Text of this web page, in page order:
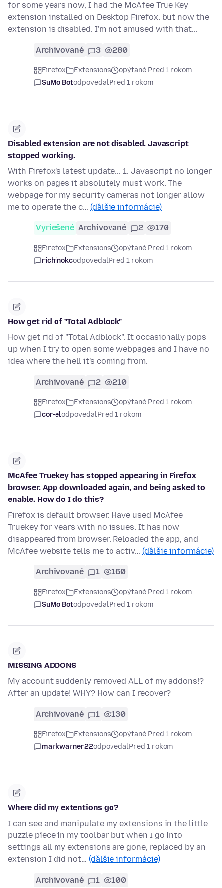
for some years now, I had the McAfee True Key
extension installed on Desktop Firefox. but now the
extension is disabled. I'm not amused with that...
Archivované 3 280
Firefox Extensions
opýtané Pred 1 rokom
SuMo BotodpovedalPred 1 rokom
Disabled extension are not disabled. Javascript
stopped working.
With Firefox's latest update... 1. Javascript no longer
works on pages it absolutely must work. The
webpage for my security cameras not longer allow
me to operate the c… (ďalšie informácie)
Vyriešené Archivované 2 170
Firefox Extensions
opýtané Pred 1 rokom
richinokcodpovedalPred 1 rokom
How get rid of "Total Adblock"
How get rid of "Total Adblock". It occasionally pops
up when I try to open some webpages and I have no
idea where the hell it's coming from.
Archivované 2 210
Firefox Extensions
opýtané Pred 1 rokom
cor-elodpovedalPred 1 rokom
McAfee Truekey has stopped appearing in Firefox
browser. App downloaded again, and being asked to
enable. How do I do this?
Firefox is default browser. Have used McAfee
Truekey for years with no issues. It has now
disappeared from browser. Reloaded the app, and
McAfee website tells me to activ… (ďalšie informácie)
Archivované 1 160
Firefox Extensions
opýtané Pred 1 rokom
SuMo BotodpovedalPred 1 rokom
MISSING ADDONS
My account suddenly removed ALL of my addons!?
After an update! WHY? How can I recover?
Archivované 1 130
Firefox Extensions
opýtané Pred 1 rokom
markwarner22odpovedalPred 1 rokom
Where did my extentions go?
I can see and manipulate my extensions in the little
puzzle piece in my toolbar but when I go into
settings all my extensions are gone, replaced by an
extension I did not… (ďalšie informácie)
Archivované 1 100